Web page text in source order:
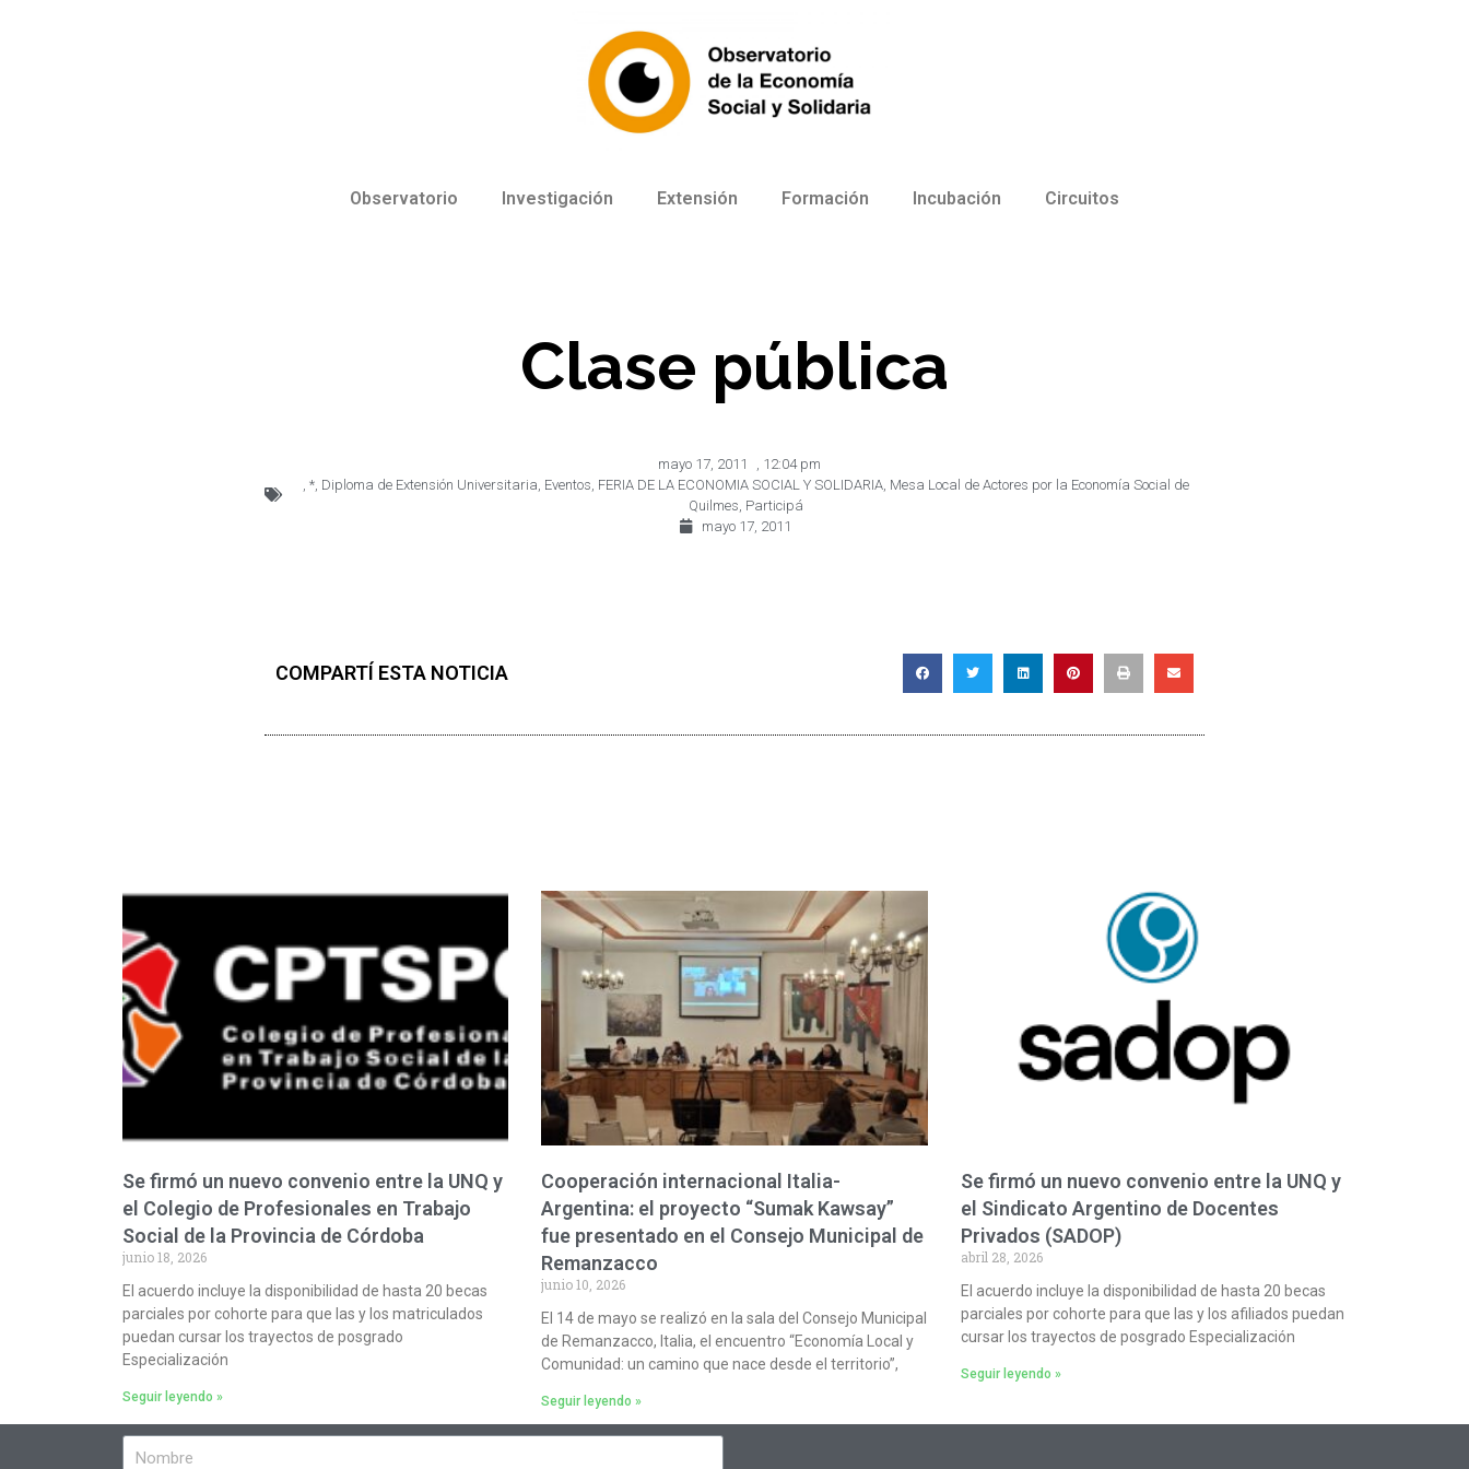
Observatorio Investigación Extensión Formación Incubación Circuitos
Clase pública
mayo 17, 2011
12:04 pm
* Diploma de Extensión Universitaria Eventos FERIA DE LA ECONOMIA SOCIAL Y SOLIDARIA Mesa Local de Actores por la Economía Social de
Quilmes Participá
mayo 17, 2011
COMPARTÍ ESTA NOTICIA
Se firmó un nuevo convenio entre la UNQ y
el Colegio de Profesionales en Trabajo
Social de la Provincia de Córdoba
junio 18, 2026
El acuerdo incluye la disponibilidad de hasta 20 becas
parciales por cohorte para que las y los matriculados
puedan cursar los trayectos de posgrado
Especialización
Seguir leyendo »
Cooperación internacional Italia-
Argentina: el proyecto “Sumak Kawsay”
fue presentado en el Consejo Municipal de
Remanzacco
junio 10, 2026
El 14 de mayo se realizó en la sala del Consejo Municipal
de Remanzacco, Italia, el encuentro “Economía Local y
Comunidad: un camino que nace desde el territorio”,
Seguir leyendo »
Se firmó un nuevo convenio entre la UNQ y
el Sindicato Argentino de Docentes
Privados (SADOP)
abril 28, 2026
El acuerdo incluye la disponibilidad de hasta 20 becas
parciales por cohorte para que las y los afiliados puedan
cursar los trayectos de posgrado Especialización
Seguir leyendo »